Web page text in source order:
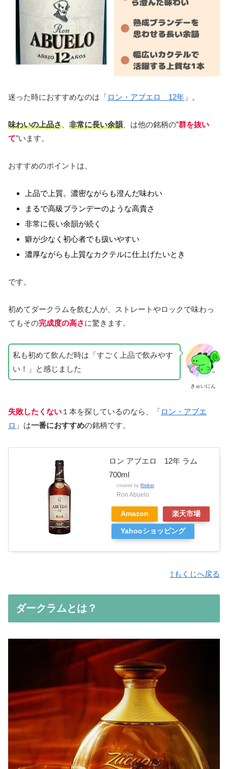
迷った時におすすめなのは「ロン・アブエロ 12年 」。
味わいの上品さ 非常に長い余韻 、は他の銘柄の”群を抜い
て”います。
おすすめのポイントは、
上品で上質。濃密ながらも澄んだ味わい
まるで高級ブランデーのような高貴さ
非常に長い余韻が続く
癖が少なく初心者でも扱いやすい
濃厚ながらも上質なカクテルに仕上げたいとき
です。
初めてダークラムを飲む人が、ストレートやロックで味わっ
てもその完成度の高さに驚きます。
きゅいにん
私も初めて飲んだ時は「すごく上品で飲みやす
い！」と感じました
失敗したくない １本を探しているのなら、「ロン・アブエ
ロ 」は一番におすすめの銘柄です。
ロン アブエロ 12年 ラム
700ml
created by Rinker
Ron Abuelo
Amazon 楽天市場
Yahooショッピング
⇧もくじへ戻る
ダークラムとは？